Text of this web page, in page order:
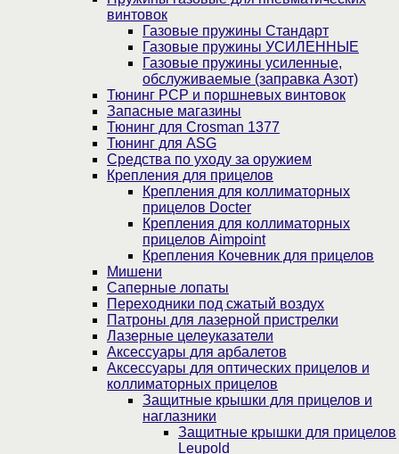
винтовок
Газовые пружины Стандарт
Газовые пружины УСИЛЕННЫЕ
Газовые пружины усиленные,
обслуживаемые (заправка Азот)
Тюнинг PCP и поршневых винтовок
Запасные магазины
Тюнинг для Crosman 1377
Тюнинг для ASG
Средства по уходу за оружием
Крепления для прицелов
Крепления для коллиматорных
прицелов Docter
Крепления для коллиматорных
прицелов Aimpoint
Крепления Кочевник для прицелов
Мишени
Саперные лопаты
Переходники под сжатый воздух
Патроны для лазерной пристрелки
Лазерные целеуказатели
Аксессуары для арбалетов
Аксессуары для оптических прицелов и
коллиматорных прицелов
Защитные крышки для прицелов и
наглазники
Защитные крышки для прицелов
Leupold